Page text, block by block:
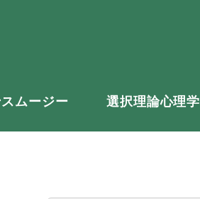
ムージー 選択理論心理学